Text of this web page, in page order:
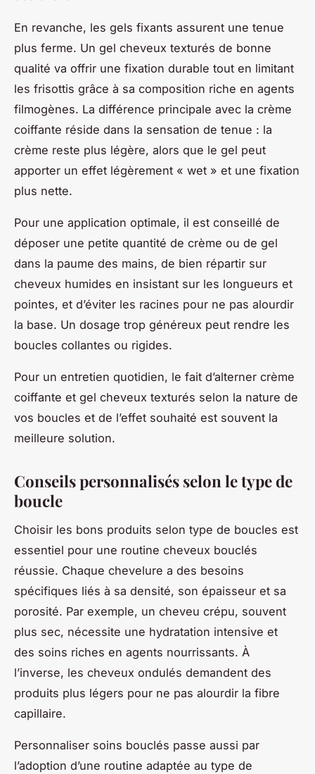
En revanche, les gels fixants assurent une tenue
plus ferme. Un gel cheveux texturés de bonne
qualité va offrir une fixation durable tout en limitant
les frisottis grâce à sa composition riche en agents
filmogènes. La différence principale avec la crème
coiffante réside dans la sensation de tenue : la
crème reste plus légère, alors que le gel peut
apporter un effet légèrement « wet » et une fixation
plus nette.
Pour une application optimale, il est conseillé de
déposer une petite quantité de crème ou de gel
dans la paume des mains, de bien répartir sur
cheveux humides en insistant sur les longueurs et
pointes, et d’éviter les racines pour ne pas alourdir
la base. Un dosage trop généreux peut rendre les
boucles collantes ou rigides.
Pour un entretien quotidien, le fait d’alterner crème
coiffante et gel cheveux texturés selon la nature de
vos boucles et de l’effet souhaité est souvent la
meilleure solution.
Conseils personnalisés selon le type de
boucle
Choisir les bons produits selon type de boucles est
essentiel pour une routine cheveux bouclés
réussie. Chaque chevelure a des besoins
spécifiques liés à sa densité, son épaisseur et sa
porosité. Par exemple, un cheveu crépu, souvent
plus sec, nécessite une hydratation intensive et
des soins riches en agents nourrissants. À
l’inverse, les cheveux ondulés demandent des
produits plus légers pour ne pas alourdir la fibre
capillaire.
Personnaliser soins bouclés passe aussi par
l’adoption d’une routine adaptée au type de